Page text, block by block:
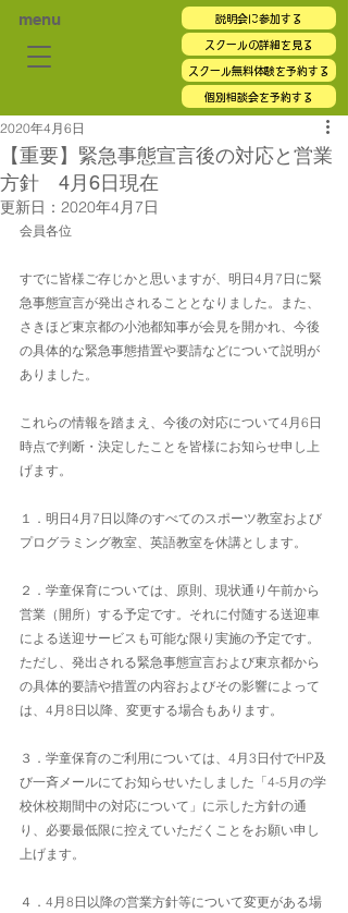
menu 説明会に参加する
スクールの詳細を見る
スクール無料体験を予約する
個別相談会を予約する
【重要】緊急事態宣言後の対応と営業
方針 4月6日現在
2020年4月6日
更新日： 2020年4月7日
会員各位
すでに皆様ご存じかと思いますが、明日4月7日に緊
急事態宣言が発出されることとなりました。また、
さきほど東京都の小池都知事が会見を開かれ、今後
の具体的な緊急事態措置や要請などについて説明が
ありました。
これらの情報を踏まえ、今後の対応について4月6日
時点で判断・決定したことを皆様にお知らせ申し上
げます。
１．明日4月7日以降のすべてのスポーツ教室および
プログラミング教室、英語教室を休講とします。
２．学童保育については、原則、現状通り午前から
営業（開所）する予定です。それに付随する送迎車
による送迎サービスも可能な限り実施の予定です。
ただし、発出される緊急事態宣言および東京都から
の具体的要請や措置の内容およびその影響によって
は、4月8日以降、変更する場合もあります。
３．学童保育のご利用については、4月3日付でHP及
び一斉メールにてお知らせいたしました「4-5月の学
校休校期間中の対応について」に示した方針の通
り、必要最低限に控えていただくことをお願い申し
上げます。
４．4月8日以降の営業方針等について変更がある場